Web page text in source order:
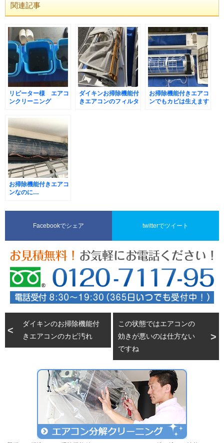
関連記事
リピーター様 エアコ
ンクリーニング
ダイキンお掃除機能付
きエアコンのフィルタ
お掃除機能付きエアコ
ンでもカビは生えます
お掃除機能付きエアコ
ンなのに…
Facebookでシェア twitterでツイート
ダイキンのお掃除機能付
きエアコンのカビ汚れ
この状態ではエアコンの
効きが悪いのは仕方ない
ですね